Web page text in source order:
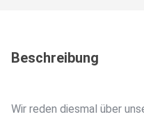
Beschreibung
Wir reden diesmal über